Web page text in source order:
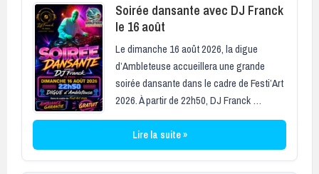
Soirée dansante avec DJ Franck
le 16 août
Le dimanche 16 août 2026, la digue
d’Ambleteuse accueillera une grande
soirée dansante dans le cadre de Festi’Art
2026. À partir de 22h50, DJ Franck …
Lire la suite »